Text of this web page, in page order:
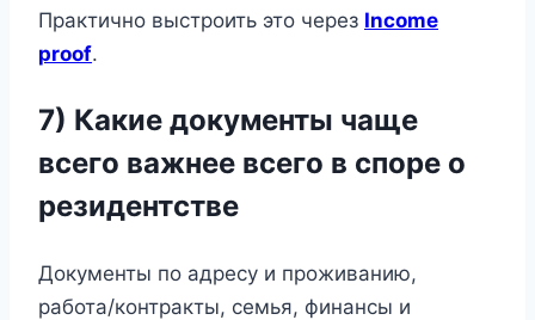
Практично выстроить это через Income
proof.
7) Какие документы чаще
всего важнее всего в споре о
резидентстве
Документы по адресу и проживанию,
работа/контракты, семья, финансы и